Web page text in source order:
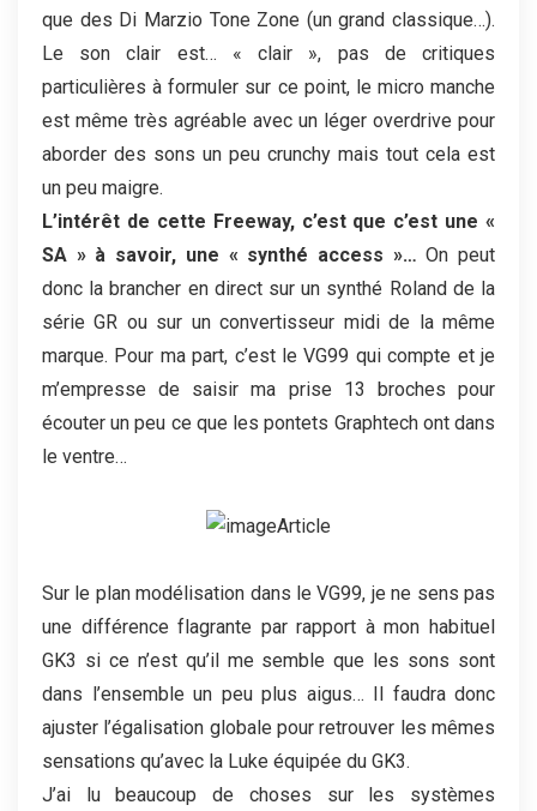
que des Di Marzio Tone Zone (un grand classique…).
Le son clair est… « clair », pas de critiques
particulières à formuler sur ce point, le micro manche
est même très agréable avec un léger overdrive pour
aborder des sons un peu crunchy mais tout cela est
un peu maigre.
L’intérêt de cette Freeway, c’est que c’est une «
SA » à savoir, une « synthé access »… On peut
donc la brancher en direct sur un synthé Roland de la
série GR ou sur un convertisseur midi de la même
marque. Pour ma part, c’est le VG99 qui compte et je
m’empresse de saisir ma prise 13 broches pour
écouter un peu ce que les pontets Graphtech ont dans
le ventre…
Sur le plan modélisation dans le VG99, je ne sens pas
une différence flagrante par rapport à mon habituel
GK3 si ce n’est qu’il me semble que les sons sont
dans l’ensemble un peu plus aigus… Il faudra donc
ajuster l’égalisation globale pour retrouver les mêmes
sensations qu’avec la Luke équipée du GK3.
J’ai lu beaucoup de choses sur les systèmes